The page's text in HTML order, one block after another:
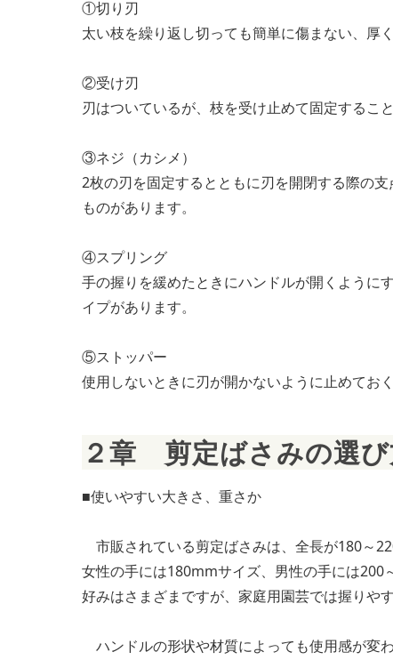
①切り刃
太い枝を繰り返し切っても簡単に傷まない、厚く
②受け刃
刃はついているが、枝を受け止めて固定すること
③ネジ（カシメ）
2枚の刃を固定するとともに刃を開閉する際の
ものがあります。
④スプリング
手の握りを緩めたときにハンドルが開くように
イプがあります。
⑤ストッパー
使用しないときに刃が開かないように止めておく
２章　剪定ばさみの選
■使いやすい大きさ、重さか
市販されている剪定ばさみは、全長が180～
女性の手には180mmサイズ、男性の手には
好みはさまざまですが、家庭用園芸では握りや
ハンドルの形状や材質によっても使用感が変